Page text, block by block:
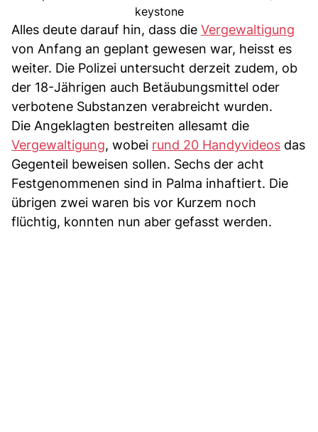
keystone
Alles deute darauf hin, dass die Vergewaltigung
von Anfang an geplant gewesen war, heisst es
weiter. Die Polizei untersucht derzeit zudem, ob
der 18-Jährigen auch Betäubungsmittel oder
verbotene Substanzen verabreicht wurden.
Die Angeklagten bestreiten allesamt die
Vergewaltigung, wobei rund 20 Handyvideos das
Gegenteil beweisen sollen. Sechs der acht
Festgenommenen sind in Palma inhaftiert. Die
übrigen zwei waren bis vor Kurzem noch
flüchtig, konnten nun aber gefasst werden.